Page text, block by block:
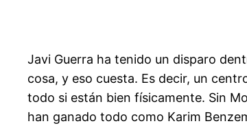
Javi Guerra ha tenido un disparo
cosa, y eso cuesta. Es decir, un
todo si están bien físicamente. Sin
han ganado todo como Karim